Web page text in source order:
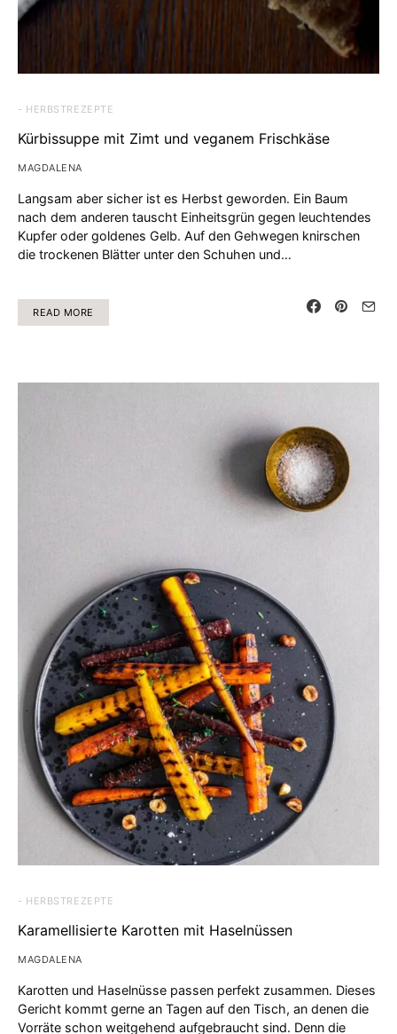
- HERBSTREZEPTE
Kürbissuppe mit Zimt und veganem Frischkäse
MAGDALENA
Langsam aber sicher ist es Herbst geworden. Ein Baum
nach dem anderen tauscht Einheitsgrün gegen leuchtendes
Kupfer oder goldenes Gelb. Auf den Gehwegen knirschen
die trockenen Blätter unter den Schuhen und…
READ MORE
- HERBSTREZEPTE
Karamellisierte Karotten mit Haselnüssen
MAGDALENA
Karotten und Haselnüsse passen perfekt zusammen. Dieses
Gericht kommt gerne an Tagen auf den Tisch, an denen die
Vorräte schon weitgehend aufgebraucht sind. Denn die